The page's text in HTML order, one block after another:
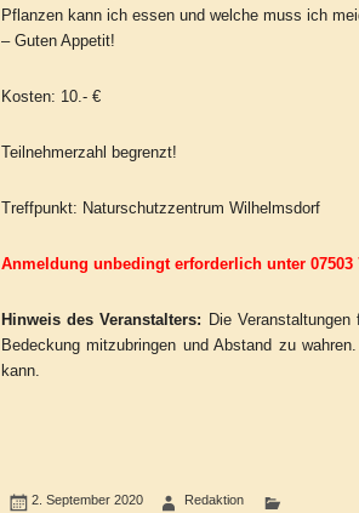
Pflanzen kann ich essen und welche muss ich
– Guten Appetit!
Kosten: 10.- €
Teilnehmerzahl begrenzt!
Treffpunkt: Naturschutzzentrum Wilhelmsdorf
Anmeldung unbedingt erforderlich unter 07503
Hinweis des Veranstalters: Die
Bedeckung mitzubringen und Abstand zu
kann.
2. September 2020 Redaktion